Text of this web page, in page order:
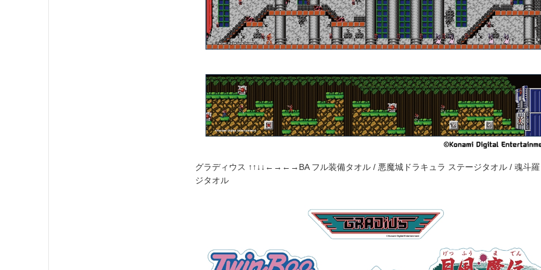
グラディウス ↑↑↓↓←→←→BA フル装備タオル / 悪魔城ドラキュラ ステージタオル / 魂斗
ジタオル